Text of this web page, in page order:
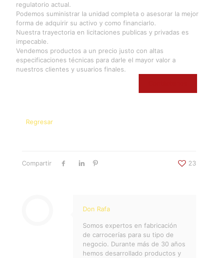
regulatorio actual.
Podemos suministrar la unidad completa o asesorar la mejor
forma de adquirir su activo y como financiarlo.
Nuestra trayectoria en licitaciones publicas y privadas es
impecable.
Vendemos productos a un precio justo con altas
especificaciones técnicas para darle el mayor valor a
nuestros clientes y usuarios finales.
Regresar
Compartir 23
Don Rafa
Somos expertos en fabricación
de carrocerías para su tipo de
negocio. Durante más de 30 años
hemos desarrollado productos y